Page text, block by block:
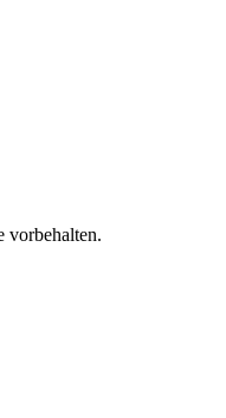
vorbehalten.